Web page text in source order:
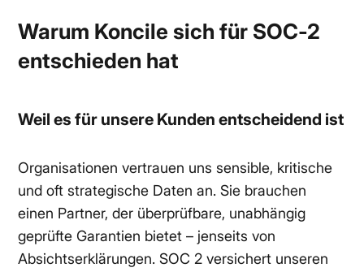
Warum Koncile sich für SOC-2
entschieden hat
Weil es für unsere Kunden entscheidend ist
Organisationen vertrauen uns sensible, kritische
und oft strategische Daten an. Sie brauchen
einen Partner, der überprüfbare, unabhängig
geprüfte Garantien bietet – jenseits von
Absichtserklärungen. SOC 2 versichert unseren